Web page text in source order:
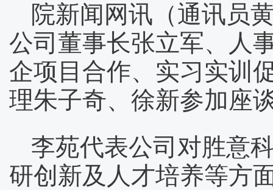
院新闻网讯（通讯员
公司董事长张立军、人
企项目合作、实习实训
理朱子奇、徐新参加座
李苑代表公司对胜意
研创新及人才培养等方